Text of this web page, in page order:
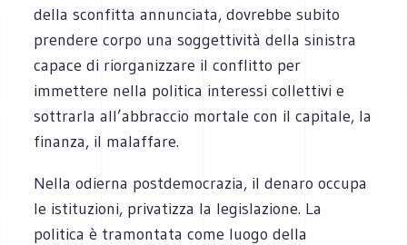
della sconfitta annunciata, dovrebbe subito
prendere corpo una soggettività della sinistra
capace di riorganizzare il conflitto per
immettere nella politica interessi collettivi e
sottrarla all’abbraccio mortale con il capitale, la
finanza, il malaffare.
Nella odierna postdemocrazia, il denaro occupa
le istituzioni, privatizza la legislazione. La
politica è tramontata come luogo della